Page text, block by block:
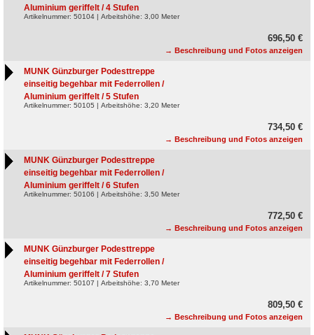
Aluminium geriffelt / 4 Stufen
Artikelnummer: 50104 | Arbeitshöhe: 3,00 Meter
696,50 €
→ Beschreibung und Fotos anzeigen
MUNK Günzburger Podesttreppe
einseitig begehbar mit Federrollen /
Aluminium geriffelt / 5 Stufen
Artikelnummer: 50105 | Arbeitshöhe: 3,20 Meter
734,50 €
→ Beschreibung und Fotos anzeigen
MUNK Günzburger Podesttreppe
einseitig begehbar mit Federrollen /
Aluminium geriffelt / 6 Stufen
Artikelnummer: 50106 | Arbeitshöhe: 3,50 Meter
772,50 €
→ Beschreibung und Fotos anzeigen
MUNK Günzburger Podesttreppe
einseitig begehbar mit Federrollen /
Aluminium geriffelt / 7 Stufen
Artikelnummer: 50107 | Arbeitshöhe: 3,70 Meter
809,50 €
→ Beschreibung und Fotos anzeigen